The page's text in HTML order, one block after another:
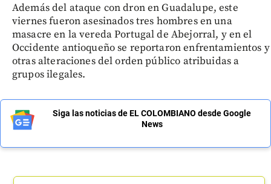
Además del ataque con dron en Guadalupe, este
viernes fueron asesinados tres hombres en una
masacre en la vereda Portugal de Abejorral, y en el
Occidente antioqueño se reportaron enfrentamientos y
otras alteraciones del orden público atribuidas a
grupos ilegales.
Siga las noticias de EL COLOMBIANO desde Google
News